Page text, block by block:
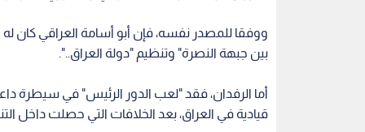
بين جبهة النصرة" وتنظيم "دولة العراق..".
أما الرفدان، فقد "لعب الدور الرئيس" في سيطرة
قيادية في العراق، بعد الخلافات التي حصلت داخل